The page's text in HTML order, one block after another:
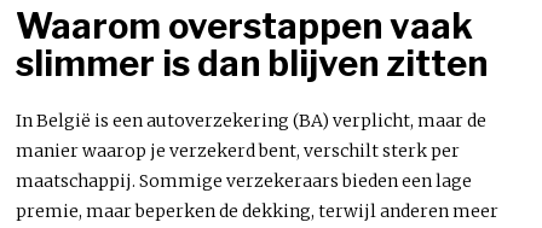
Waarom overstappen vaak
slimmer is dan blijven zitten
In België is een autoverzekering (BA) verplicht, maar de
manier waarop je verzekerd bent, verschilt sterk per
maatschappij. Sommige verzekeraars bieden een lage
premie, maar beperken de dekking, terwijl anderen meer